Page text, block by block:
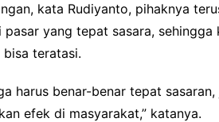
kata Rudiyanto, pihaknya
pasar yang tepat sasara,
teratasi.
harus benar-benar tepat
efek di masyarakat,” katanya.